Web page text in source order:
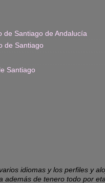
de Santiago de Andalucía
de Santiago
Santiago
idiomas y los perfiles y
además de tenero todo por